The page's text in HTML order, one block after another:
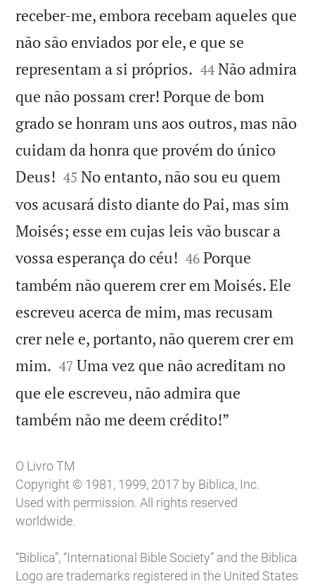
receber-me, embora recebam aqueles que
não são enviados por ele, e que se
representam a si próprios. 

44 Não admira
que não possam crer! Porque de bom
grado se honram uns aos outros, mas não
cuidam da honra que provém do único
Deus! 

45 No entanto, não sou eu quem
vos acusará disto diante do Pai, mas sim
Moisés; esse em cujas leis vão buscar a
vossa esperança do céu! 

46 Porque
também não querem crer em Moisés. Ele
escreveu acerca de mim, mas recusam
crer nele e, portanto, não querem crer em
mim. 

47 Uma vez que não acreditam no
que ele escreveu, não admira que
também não me deem crédito!”
O Livro TM
Copyright © 1981, 1999, 2017 by Biblica, Inc.
Used with permission. All rights reserved
worldwide.
“Biblica”, “International Bible Society” and the Biblica
Logo are trademarks registered in the United States